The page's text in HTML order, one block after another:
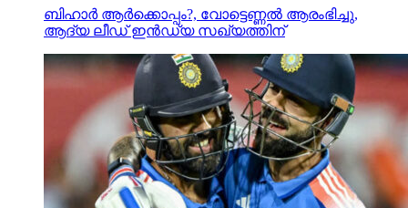
ബിഹാര്‍ ആര്‍ക്കൊപ്പം?, വോട്ടെണ്ണല്‍ ആരംഭിച്ചു,
ആദ്യ ലീഡ് ഇന്‍ഡ്യ സഖ്യത്തിന്